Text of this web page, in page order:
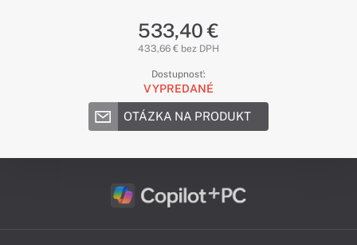
533,40 €
433,66 € bez DPH
Dostupnosť:
VYPREDANÉ
OTÁZKA NA PRODUKT